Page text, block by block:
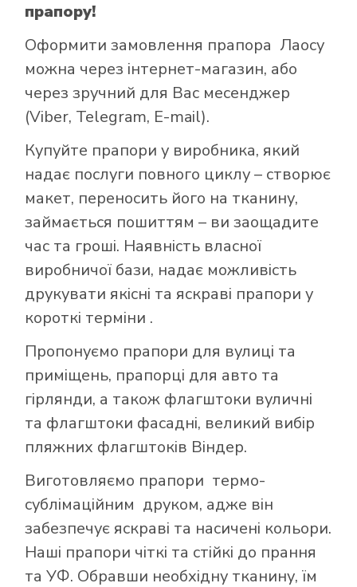
прапору!
Оформити замовлення прапора Лаосу
можна через інтернет-магазин, або
через зручний для Вас месенджер
(Viber, Telegram, E-mail).
Купуйте прапори у виробника, який
надає послуги повного циклу – створює
макет, переносить його на тканину,
займається пошиттям – ви заощадите
час та гроші. Наявність власної
виробничої бази, надає можливість
друкувати якісні та яскраві прапори у
короткі терміни .
Пропонуємо прапори для вулиці та
приміщень, прапорці для авто та
гірлянди, а також флагштоки вуличні
та флагштоки фасадні, великий вибір
пляжних флагштоків Віндер.
Виготовляємо прапори термо-
сублімаційним друком, адже він
забезпечує яскраві та насичені кольори.
Наші прапори чіткі та стійкі до прання
та УФ. Обравши необхідну тканину, їм